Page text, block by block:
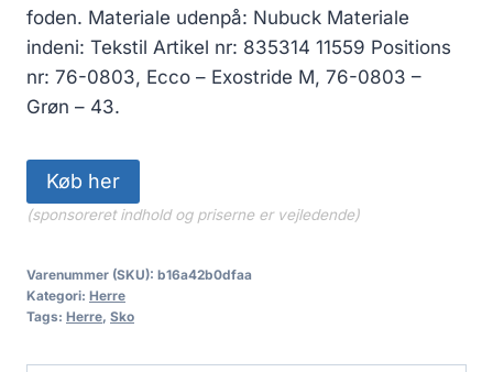
foden. Materiale udenpå: Nubuck Materiale
indeni: Tekstil Artikel nr: 835314 11559 Positions
nr: 76-0803, Ecco – Exostride M, 76-0803 –
Grøn – 43.
Køb her
(sponsoreret indhold og priserne er vejledende)
Varenummer (SKU): b16a42b0dfaa
Kategori: Herre
Tags: Herre, Sko